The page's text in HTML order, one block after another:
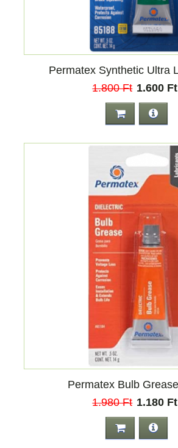
Permatex Synthetic Ultra
1.800 Ft 1.600 Ft
Permatex Bulb
1.980 Ft 1.180 Ft